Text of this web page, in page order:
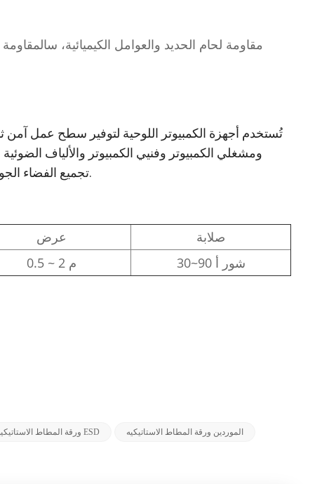
مقاومة لحام الحديد والعوامل الكيميائية، س
تُستخدم أجهزة الكمبيوتر اللوحية لتوفير سطح عمل آمن
ومشغلي الكمبيوتر وفنيي الكمبيوتر والألياف
تجميع الفضاء الجوي، والتصنيع الإلكتروني، والإصلاح الإلكتروني، والتجميع الطبي، واللحام.
عرض
صلابة
0.5 ~ 2 م 30~90 شور أ
ورقة المطاط الاستاتيكيه ESD الموردين ورقة المطاط الاستاتيكيه